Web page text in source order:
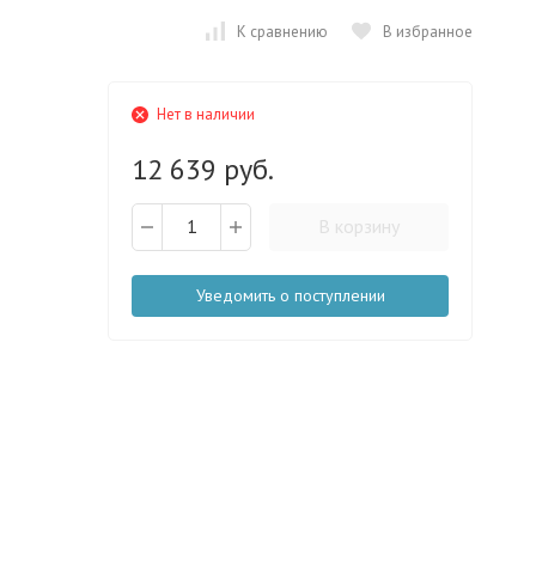
К сравнению В избранное
Нет в наличии
12 639 руб.
В корзину
Уведомить о поступлении